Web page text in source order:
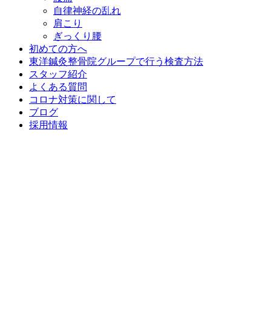
自律神経の乱れ
肩こり
ぎっくり腰
初めての方へ
東洋鍼灸整骨院グループで行う検査方法
スタッフ紹介
よくある質問
コロナ対策に関して
ブログ
採用情報